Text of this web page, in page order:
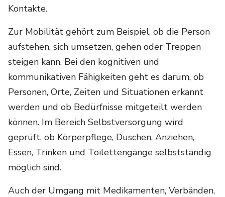
Kontakte.
Zur Mobilität gehört zum Beispiel, ob die Person
aufstehen, sich umsetzen, gehen oder Treppen
steigen kann. Bei den kognitiven und
kommunikativen Fähigkeiten geht es darum, ob
Personen, Orte, Zeiten und Situationen erkannt
werden und ob Bedürfnisse mitgeteilt werden
können. Im Bereich Selbstversorgung wird
geprüft, ob Körperpflege, Duschen, Anziehen,
Essen, Trinken und Toilettengänge selbstständig
möglich sind.
Auch der Umgang mit Medikamenten, Verbänden,